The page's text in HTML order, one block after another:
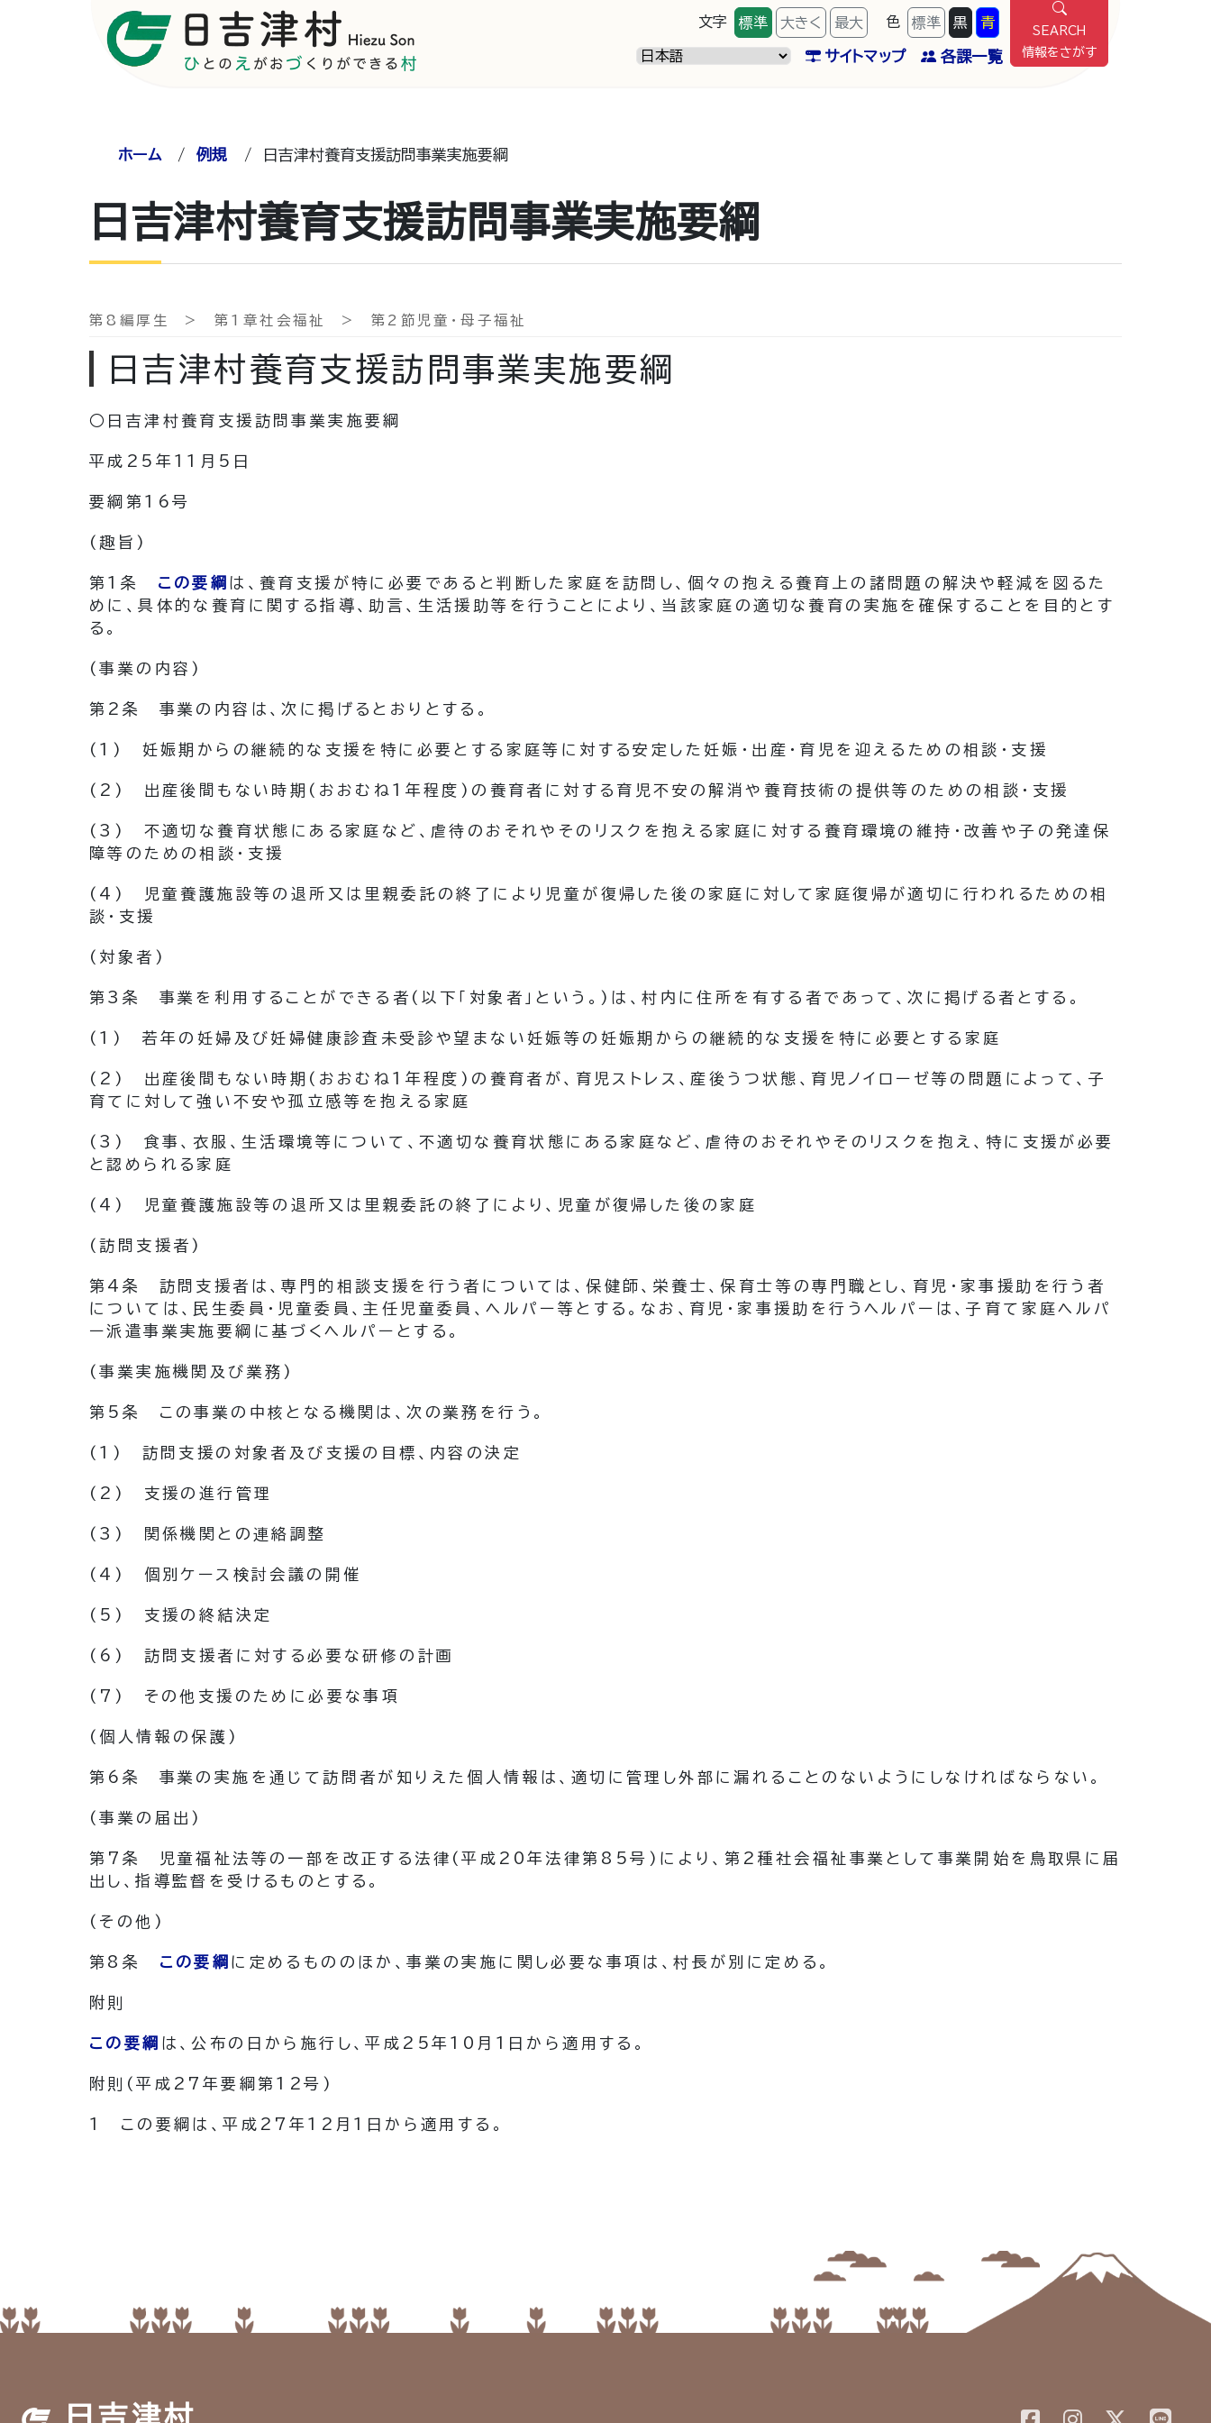
文字 標準 大きく 最大 色 標準 黒 青
サイトマップ 各課一覧
SEARCH
情報をさがす
ホーム /例規 / 日吉津村養育支援訪問事業実施要綱
日吉津村養育支援訪問事業実施要綱
第8編厚生 > 第1章社会福祉 > 第2節児童・母子福祉
日吉津村養育支援訪問事業実施要綱
○日吉津村養育支援訪問事業実施要綱
平成25年11月5日
要綱第16号
(趣旨)
第1条 この要綱 は、養育支援が特に必要であると判断した家庭を訪問し、個々の抱える養育上の諸問題の解決や軽減を図るた
めに、具体的な養育に関する指導、助言、生活援助等を行うことにより、当該家庭の適切な養育の実施を確保することを目的とす
る。
(事業の内容)
第2条 事業の内容は、次に掲げるとおりとする。
(1) 妊娠期からの継続的な支援を特に必要とする家庭等に対する安定した妊娠・出産・育児を迎えるための相談・支援
(2) 出産後間もない時期 (おおむね1年程度) の養育者に対する育児不安の解消や養育技術の提供等のための相談・支援
(3)
不適切な養育状態にある家庭など、虐待のおそれやそのリスクを抱える家庭に対する養育環境の維持・改善や子の発達保
障等のための相談・支援
(4)
児童養護施設等の退所又は里親委託の終了により児童が復帰した後の家庭に対して家庭復帰が適切に行われるための相
談・支援
(対象者)
第3条 事業を利用することができる者 (以下「対象者」という。) は、村内に住所を有する者であって、次に掲げる者とする。
(1) 若年の妊婦及び妊婦健康診査未受診や望まない妊娠等の妊娠期からの継続的な支援を特に必要とする家庭
(2) 出産後間もない時期 (おおむね1年程度) の養育者が、育児ストレス、産後うつ状態、育児ノイローゼ等の問題によって、子
育てに対して強い不安や孤立感等を抱える家庭
(3)
食事、衣服、生活環境等について、不適切な養育状態にある家庭など、虐待のおそれやそのリスクを抱え、特に支援が必要
と認められる家庭
(4) 児童養護施設等の退所又は里親委託の終了により、児童が復帰した後の家庭
(訪問支援者)
第4条
訪問支援者は、専門的相談支援を行う者については、保健師、栄養士、保育士等の専門職とし、育児・家事援助を行う者
については、民生委員・児童委員、主任児童委員、ヘルパー等とする。 なお、育児・家事援助を行うヘルパーは、子育て家庭ヘルパ
ー派遣事業実施要綱に基づくヘルパーとする。
(事業実施機関及び業務)
第5条 この事業の中核となる機関は、次の業務を行う。
(1) 訪問支援の対象者及び支援の目標、内容の決定
(2) 支援の進行管理
(3) 関係機関との連絡調整
(4) 個別ケース検討会議の開催
(5) 支援の終結決定
(6) 訪問支援者に対する必要な研修の計画
(7) その他支援のために必要な事項
(個人情報の保護)
第6条 事業の実施を通じて訪問者が知りえた個人情報は、適切に管理し外部に漏れることのないようにしなければならない。
(事業の届出)
第7条 児童福祉法等の一部を改正する法律 (平成20年法律第85号) により、第2種社会福祉事業として事業開始を鳥取県に届
出し、指導監督を受けるものとする。
(その他)
第8条 この要綱 に定めるもののほか、事業の実施に関し必要な事項は、村長が別に定める。
附 則
この要綱 は、公布の日から施行し、平成25年10月1日から適用する。
附 則 (平成27年要綱第12号)
1 この要綱は、平成27年12月1日から適用する。
日吉津村